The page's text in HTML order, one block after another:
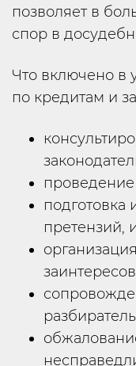
позволяет в
спор в
Что включено в
по кредитам и
подготовка
претензий,